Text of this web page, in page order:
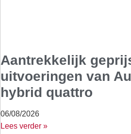
Aantrekkelijk
uitvoeringen van
hybrid quattro
06/08/2026
Lees verder »